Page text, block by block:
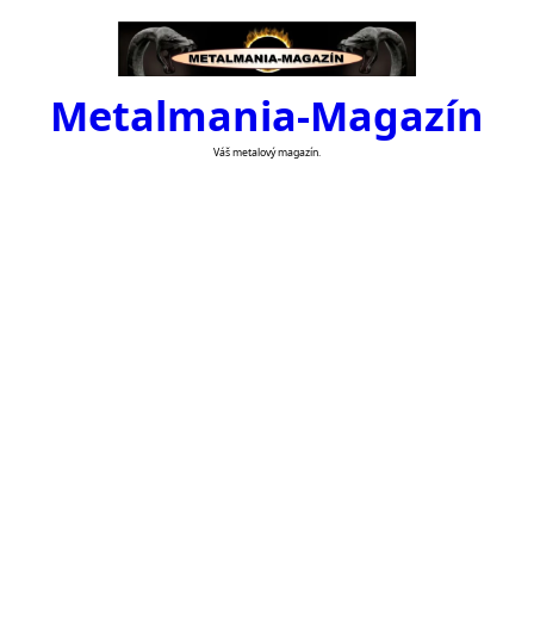
Metalmania-Magazín
Váš metalový magazín.